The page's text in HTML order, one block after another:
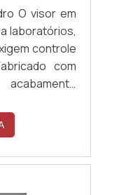
laboratórios,
controle
com
a
fácil de
para áreas